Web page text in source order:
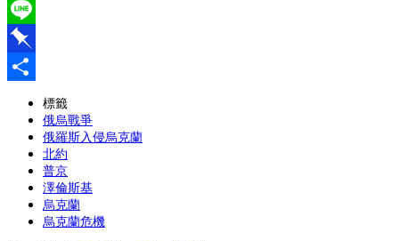
WeChat
Line
Pinboard
標籤
俄烏戰爭
俄羅斯入侵烏克蘭
北約
普京
澤倫斯基
烏克蘭
烏克蘭危機